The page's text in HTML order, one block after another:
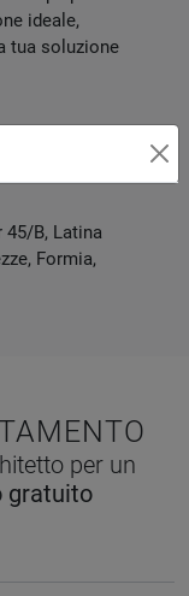
ideale,
tua soluzione
45/B, Latina
Formia,
per un
gratuito